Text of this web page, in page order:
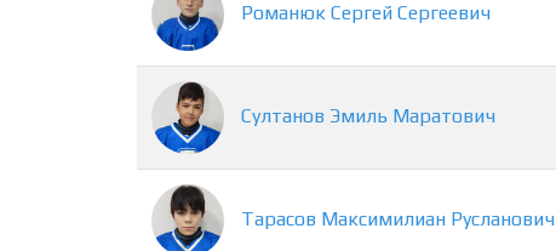
Романюк Сергей Сергеевич
Султанов Эмиль Маратович
Тарасов Максимилиан Русланович